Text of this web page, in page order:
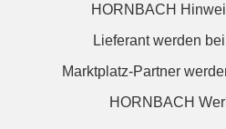
HORNBACH
Lieferant werden
Marktplatz-Partner
HORNBACH